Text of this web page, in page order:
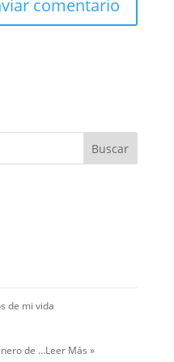
de mi vida
de …Leer Más »